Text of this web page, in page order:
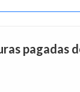
pagadas